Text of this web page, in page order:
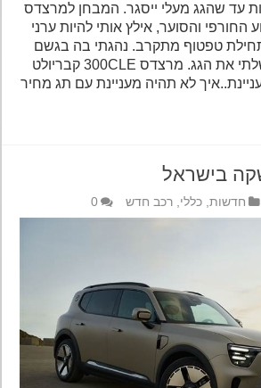
רק 20 שניות עד שהגג מעלי ייסגר. המבחן למרצדס
והסוער, אילץ אותי להיות ערני
טפטוף מתקרב. נהגתי בה בגשם
סוחף, בהפוגות הפשלתי את הגג. מרצדס 300CLE קבריולט
לא תהיה מעניינת עם תג מחיר
חדשות,כללי,רכב חדש 0